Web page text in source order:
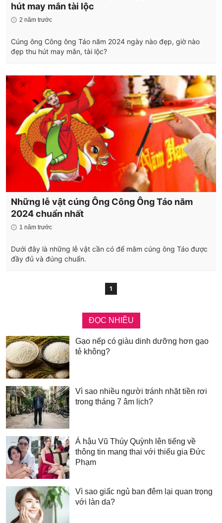
hút may mắn tài lộc
2 năm trước
Cúng ông Công ông Táo năm 2024 ngày nào đẹp, giờ nào
đẹp thu hút may mắn, tài lộc?
Những lễ vật cúng Ông Công Ông Táo năm
2024 chuẩn nhất
1 năm trước
Dưới đây là những lễ vật cần có để mâm cúng ông Táo được
đầy đủ và đúng chuẩn.
1
ĐỌC NHIỀU
Gạo nếp có giàu dinh dưỡng hơn gạo
tẻ không?
Vì sao nhiều người tránh nhặt tiền rơi
trong tháng 7 âm lịch?
Á hậu Vũ Thúy Quỳnh lên tiếng về
thông tin mang thai với thiếu gia Đức
Phạm
Vì sao giấc ngủ ban đêm lại quan trọng
với làn da?